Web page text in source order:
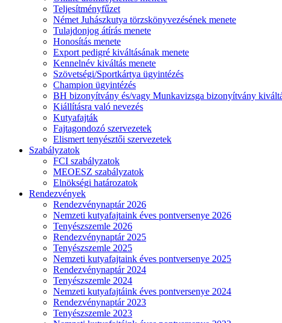
Teljesítményfűzet
Német Juhászkutya törzskönyvezésének menete
Tulajdonjog átírás menete
Honosítás menete
Export pedigré kiváltásának menete
Kennelnév kiváltás menete
Szövetségi/Sportkártya ügyintézés
Champion ügyintézés
BH bizonyítvány és/vagy Munkavizsga bizonyítvány
Kiállításra való nevezés
Kutyafajták
Fajtagondozó szervezetek
Elismert tenyésztői szervezetek
Szabályzatok
FCI szabályzatok
MEOESZ szabályzatok
Elnökségi határozatok
Rendezvények
Rendezvénynaptár 2026
Nemzeti kutyafajtaink éves pontversenye 2026
Tenyészszemle 2026
Rendezvénynaptár 2025
Tenyészszemle 2025
Nemzeti kutyafajtaink éves pontversenye 2025
Rendezvénynaptár 2024
Tenyészszemle 2024
Nemzeti kutyafajtáink éves pontversenye 2024
Rendezvénynaptár 2023
Tenyészszemle 2023